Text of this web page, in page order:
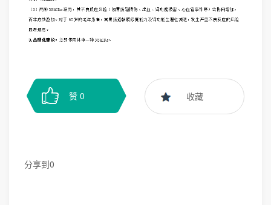
赞 0 收藏
分享到0